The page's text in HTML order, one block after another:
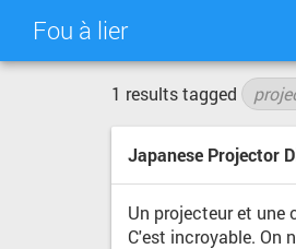
Fou à lier
1 results tagged
Japanese Projector
Un projecteur et une
C'est incroyable. On